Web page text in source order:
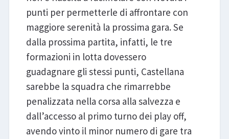
punti per permetterle di affrontare con
maggiore serenità la prossima gara. Se
dalla prossima partita, infatti, le tre
formazioni in lotta dovessero
guadagnare gli stessi punti, Castellana
sarebbe la squadra che rimarrebbe
penalizzata nella corsa alla salvezza e
dall’accesso al primo turno dei play off,
avendo vinto il minor numero di gare tra